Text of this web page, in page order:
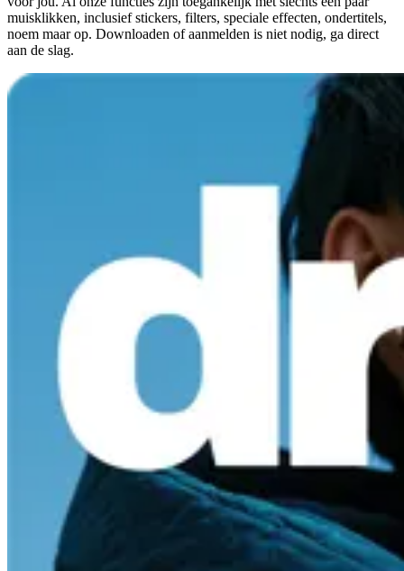
muisklikken, inclusief stickers, filters, speciale effecten, ondertitels,
noem maar op. Downloaden of aanmelden is niet nodig, ga direct
aan de slag.